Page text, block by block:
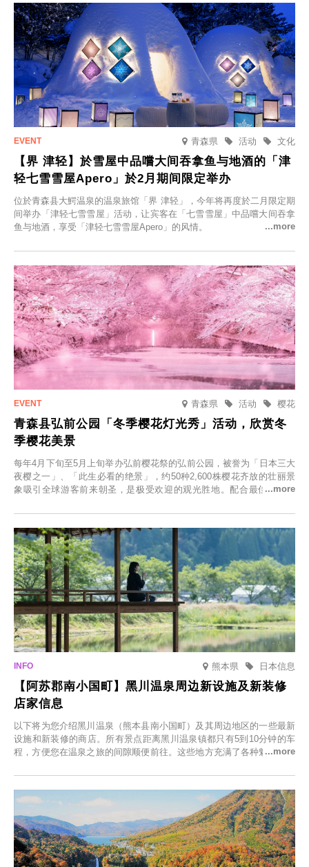
青森県 文化
活动
【界 津轻】於雪屋中品嚐大间吞拿鱼与地酒的「津
轻七雪雪屋Apero」於2月期间限定举办
位於青森县大鰐温泉的温泉旅馆「界 津轻」，今年将再度於二月限定期
间举办「津轻七雪雪屋」活动，让宾客在「七雪雪屋」中品嚐大间吞拿
鱼与地酒，享受「津轻七雪雪屋Apero」的风情。
青森県 樱花
活动
青森县弘前公园「冬季樱花灯光秀」活动，欣赏冬
季樱花美景
每年4月下旬至5月上旬举办弘前樱花祭的弘前公园，被誉为「日本三大
夜樱之一」、「此生必看的绝景」，约50种2,600株樱花齐放的壮丽景
象吸引全球游客前来朝圣，是极受欢迎的观光胜地。配合最佳观雪时
「冬季樱花灯光秀」。
熊本県 日本信息
【阿苏郡南小国町】黑川温泉周边新设施及新装修
店家信息
以下将为您介绍黑川温泉（熊本县南小国町）及其周边地区的一些最新
设施和新装修的商店。所有景点距离黑川温泉镇都只有5到10分钟的车
程，方便您在温泉之旅的间隙顺便前往。这些地方充满了各种魅力，包
食材的餐厅。让您体验黑川温泉的全新乐趣。